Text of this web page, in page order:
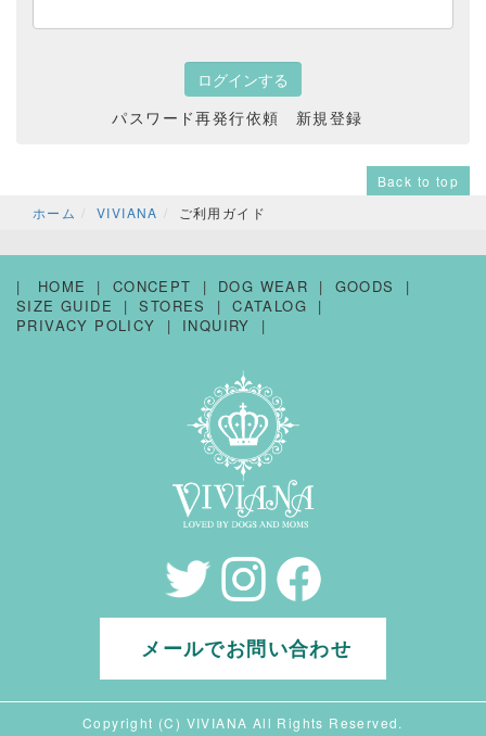
パスワード再発行依頼 新規登録
Back to top
ホーム
VIVIANA ご利用ガイド
HOME CONCEPT DOG WEAR
GOODS
SIZE GUIDE
STORES
CATALOG
PRIVACY POLICY
INQUIRY
メールでお問い合わせ
Copyright (C) VIVIANA All Rights Reserved.